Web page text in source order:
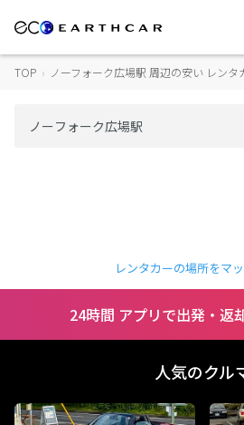
TOP › ノーフォーク広場駅 周辺の安い レンタ
レンタカーの場所をマ
24時間 アプリで出発・返
人気のクル